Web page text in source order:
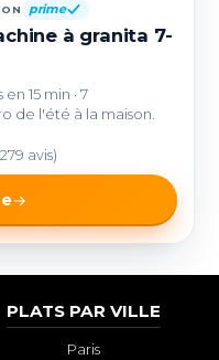
prime
à granita 7-
15 min · 7
de l'été à la maison.
avis)
PLATS PAR VILLE
Paris